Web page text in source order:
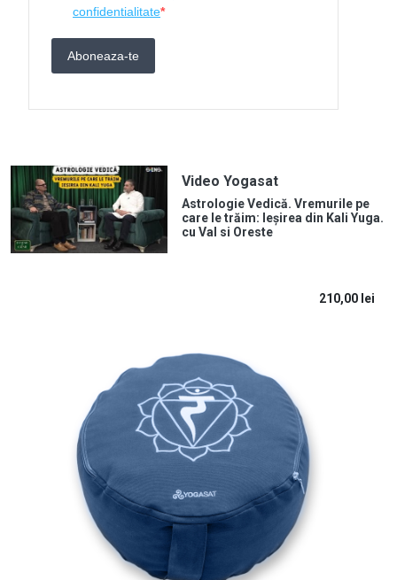
Video Yogasat
Astrologie Vedică. Vremurile pe
care le trăim: Ieșirea din Kali Yuga.
cu Val si Oreste
210,00 lei